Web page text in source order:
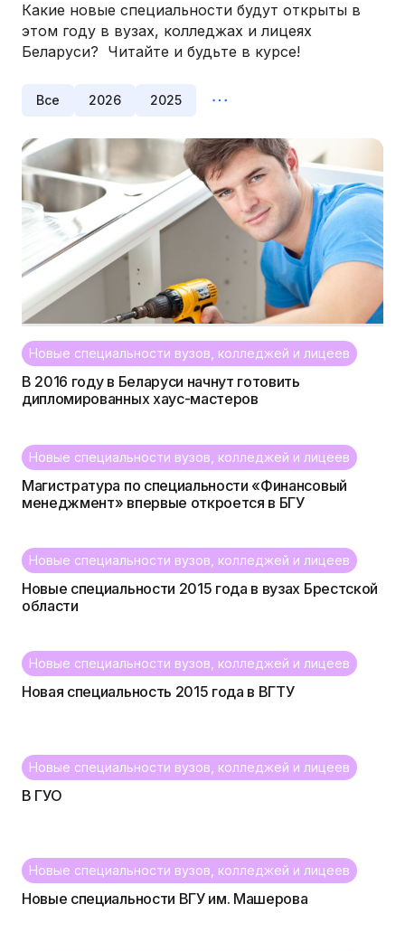
Какие новые специальности будут открыты в
этом году в вузах, колледжах и лицеях
Беларуси? Читайте и будьте в курсе!
Все 2026 2025
Новые специальности вузов, колледжей и лицеев
В 2016 году в Беларуси начнут готовить
дипломированных хаус-мастеров
Новые специальности вузов, колледжей и лицеев
Магистратура по специальности «Финансовый
менеджмент» впервые откроется в БГУ
Новые специальности вузов, колледжей и лицеев
Новые специальности 2015 года в вузах Брестской
области
Новые специальности вузов, колледжей и лицеев
Новая специальность 2015 года в ВГТУ
Новые специальности вузов, колледжей и лицеев
В ГУО
Новые специальности вузов, колледжей и лицеев
Новые специальности ВГУ им. Машерова